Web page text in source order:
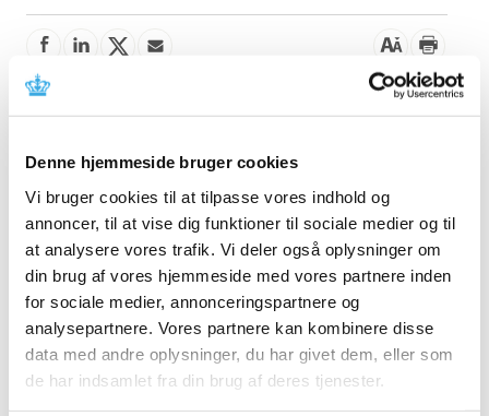
Denne hjemmeside bruger cookies
Vi bruger cookies til at tilpasse vores indhold og
annoncer, til at vise dig funktioner til sociale medier og til
at analysere vores trafik. Vi deler også oplysninger om
din brug af vores hjemmeside med vores partnere inden
for sociale medier, annonceringspartnere og
analysepartnere. Vores partnere kan kombinere disse
data med andre oplysninger, du har givet dem, eller som
de har indsamlet fra din brug af deres tjenester.
Medicintilskudsnævnet rådgiver i ansøgninger om tilskud
tilskudsstatus.
I årsrapporten fremgår det bl.a. at
Medicintilskudsnævnet i 2013 behandlede 26
ansøgninger om generelt tilskud og 1.138 ansøgninger
om individuelle medicintilskud.
Download
Emner